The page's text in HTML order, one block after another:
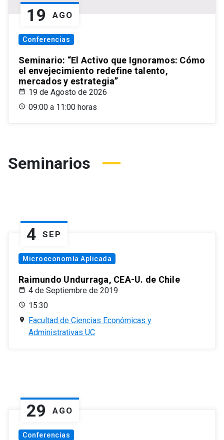
19 AGO
Conferencias
Seminario: “El Activo que Ignoramos: Cómo
el envejecimiento redefine talento,
mercados y estrategia”
19 de Agosto de 2026
09:00 a 11:00 horas
Seminarios
4 SEP
Microeconomía Aplicada
Raimundo Undurraga, CEA-U. de Chile
4 de Septiembre de 2019
15:30
Facultad de Ciencias Económicas y
Administrativas UC
29 AGO
Conferencias